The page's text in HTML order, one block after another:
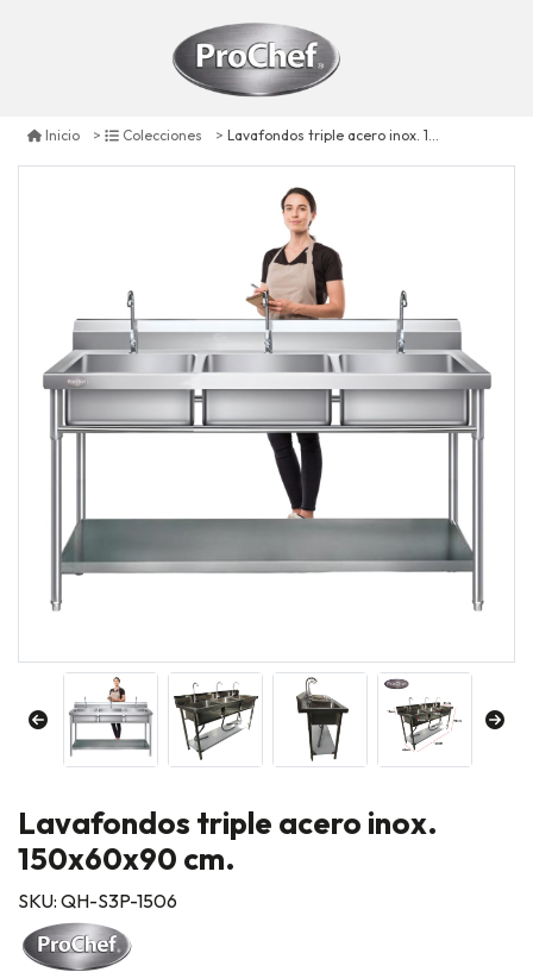
Inicio Colecciones Lavafondos triple acero inox. 150x60x90 cm.
Lavafondos triple acero inox.
150x60x90 cm.
SKU: QH-S3P-1506